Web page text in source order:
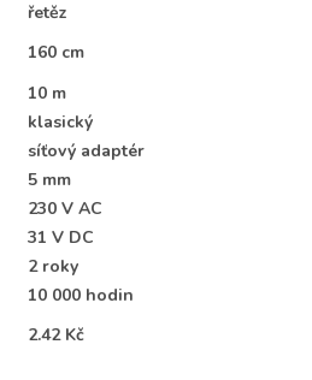
řetěz
160 cm
10 m
klasický
síťový adaptér
5 mm
230 V AC
31 V DC
2 roky
10 000 hodin
2.42 Kč